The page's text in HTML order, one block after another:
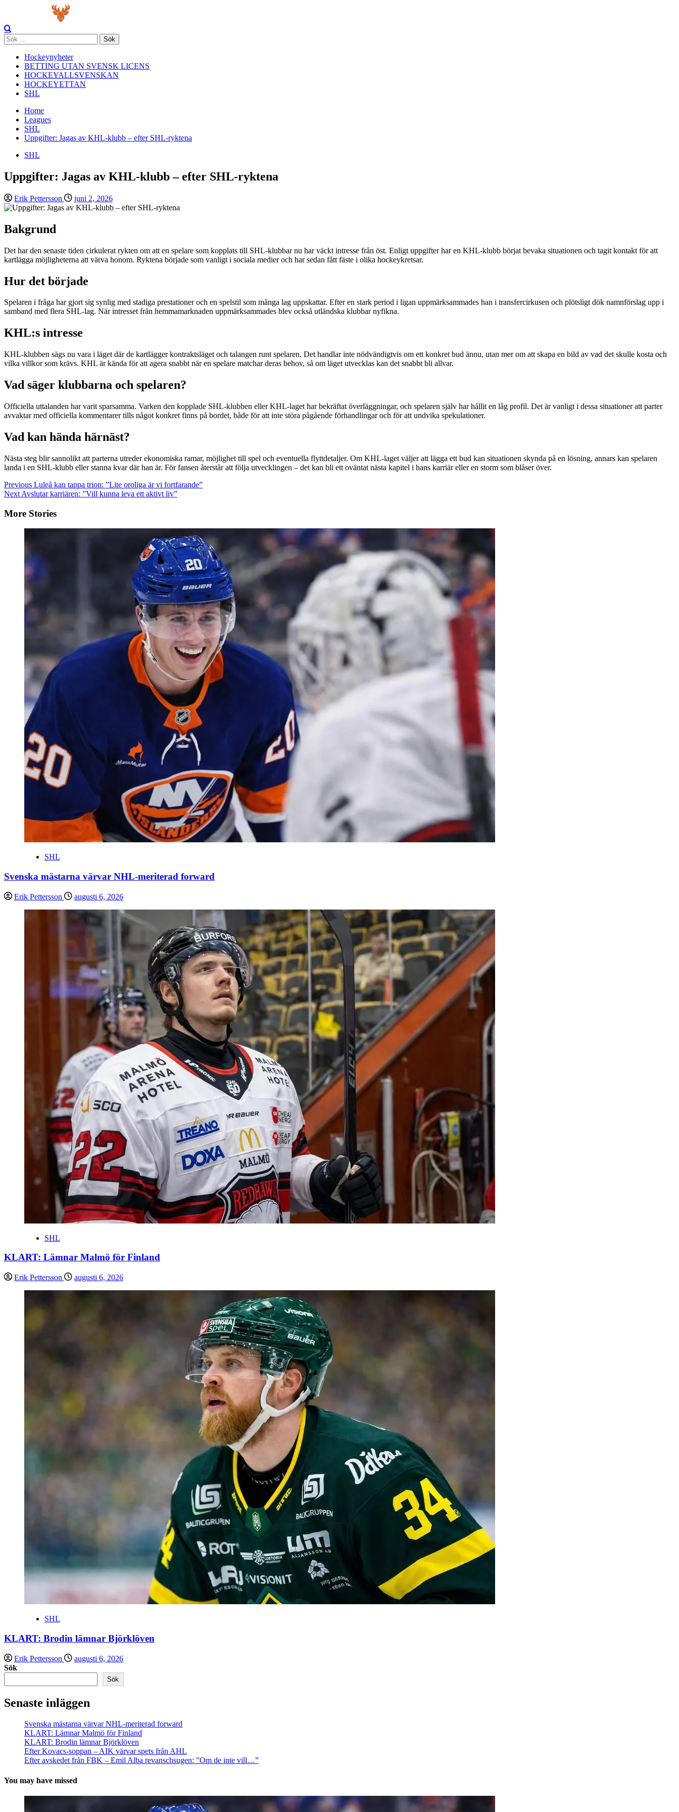
content
Sök
efter:
Hockeynyheter
BETTING UTAN SVENSK LICENS
HOCKEYALLSVENSKAN
HOCKEYETTAN
SHL
Home
Leagues
SHL
Uppgifter: Jagas av KHL-klubb – efter SHL-ryktena
SHL
Uppgifter: Jagas av KHL-klubb – efter SHL-ryktena
Erik Pettersson juni 2, 2026
Bakgrund
Det har den senaste tiden cirkulerat rykten om att en spelare som kopplats till SHL-klubbar nu har väckt intresse från öst. Enligt uppgifter har en KHL-klubb börjat bevaka situationen och tagit kontakt för att
kartlägga möjligheterna att värva honom. Ryktena började som vanligt i sociala medier och har sedan fått fäste i olika hockeykretsar.
Hur det började
Spelaren i fråga har gjort sig synlig med stadiga prestationer och en spelstil som många lag uppskattar. Efter en stark period i ligan uppmärksammades han i transfercirkusen och plötsligt dök namnförslag upp i
samband med flera SHL-lag. När intresset från hemmamarknaden uppmärksammades blev också utländska klubbar nyfikna.
KHL:s intresse
KHL-klubben sägs nu vara i läget där de kartlägger kontraktsläget och talangen runt spelaren. Det handlar inte nödvändigtvis om ett konkret bud ännu, utan mer om att skapa en bild av vad det skulle kosta och
vilka villkor som krävs. KHL är kända för att agera snabbt när en spelare matchar deras behov, så om läget utvecklas kan det snabbt bli allvar.
Vad säger klubbarna och spelaren?
Officiella uttalanden har varit sparsamma. Varken den kopplade SHL-klubben eller KHL-laget har bekräftat överläggningar, och spelaren själv har hållit en låg profil. Det är vanligt i dessa situationer att parter
avvaktar med officiella kommentarer tills något konkret finns på bordet, både för att inte störa pågående förhandlingar och för att undvika spekulationer.
Vad kan hända härnäst?
Nästa steg blir sannolikt att parterna utreder ekonomiska ramar, möjlighet till spel och eventuella flyttdetaljer. Om KHL-laget väljer att lägga ett bud kan situationen skynda på en lösning, annars kan spelaren
landa i en SHL-klubb eller stanna kvar där han är. För fansen återstår att följa utvecklingen – det kan bli ett oväntat nästa kapitel i hans karriär eller en storm som blåser över.
Continue
Reading
Previous Luleå kan tappa trion: ”Lite oroliga är vi fortfarande”
Next Avslutar karriären: ”Vill kunna leva ett aktivt liv”
More Stories
SHL
Svenska mästarna värvar NHL-meriterad forward
Erik Pettersson augusti 6, 2026
SHL
KLART: Lämnar Malmö för Finland
Erik Pettersson augusti 6, 2026
SHL
KLART: Brodin lämnar Björklöven
Erik Pettersson
augusti 6, 2026
Sök
Sök
Senaste inläggen
Svenska mästarna värvar NHL-meriterad forward
KLART: Lämnar Malmö för Finland
KLART: Brodin lämnar Björklöven
Efter Kovacs-soppan – AIK värvar spets från AHL
Efter avskedet från FBK – Emil Alba revanschsugen: ”Om de inte vill…”
You may have missed